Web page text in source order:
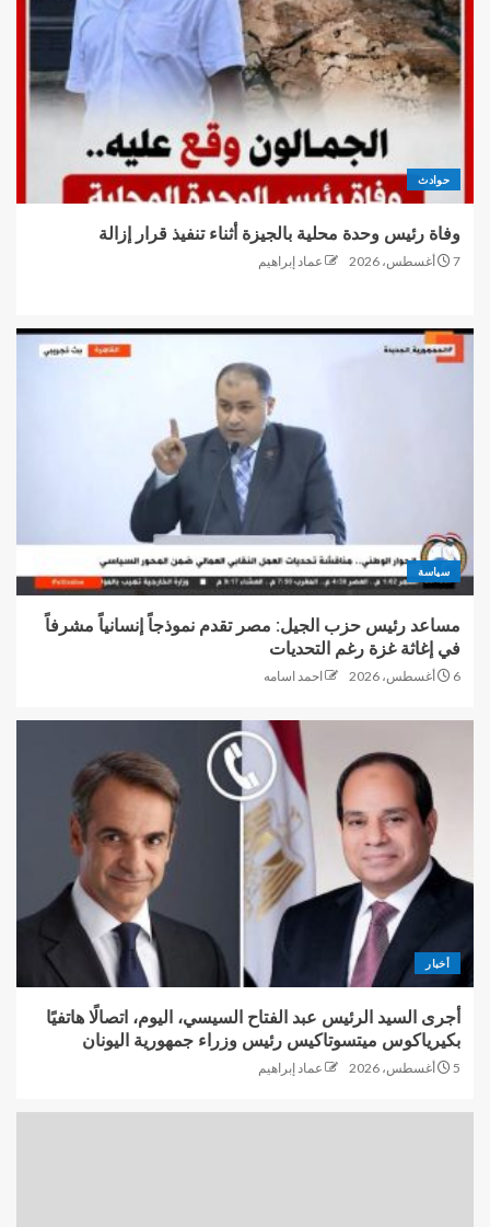
حوادث
وفاة رئيس وحدة محلية بالجيزة أثناء تنفيذ قرار إزالة
7 أغسطس، 2026 عماد إبراهيم
سياسة
مساعد رئيس حزب الجيل: مصر تقدم نموذجاً إنسانياً مشرفاً
في إغاثة غزة رغم التحديات
6 أغسطس، 2026 احمد اسامه
أخبار
أجرى السيد الرئيس عبد الفتاح السيسي، اليوم، اتصالًا هاتفيًا
بكيرياكوس ميتسوتاكيس رئيس وزراء جمهورية اليونان
5 أغسطس، 2026 عماد إبراهيم